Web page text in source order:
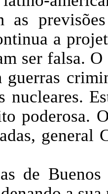
as
a
ser falsa.
guerras
nucleares.
poderosa.
general
de